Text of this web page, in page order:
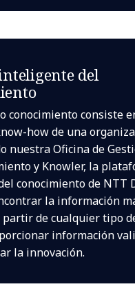
del
conocimiento consiste
how de una
nuestra Oficina de
y Knowler, la
conocimiento de NTT
la información
partir de cualquier tipo
información
la innovación.